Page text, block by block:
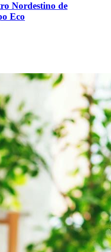
Nordestino de
Eco